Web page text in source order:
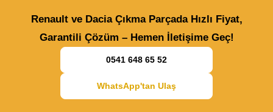
Renault ve Dacia Çıkma Parçada Hızlı Fiyat,
Garantili Çözüm – Hemen İletişime Geç!
0541 648 65 52
WhatsApp'tan Ulaş